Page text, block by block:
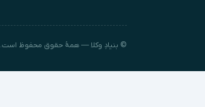
© بنیادِ وکلا — همهٔ حقوق محفوظ است.